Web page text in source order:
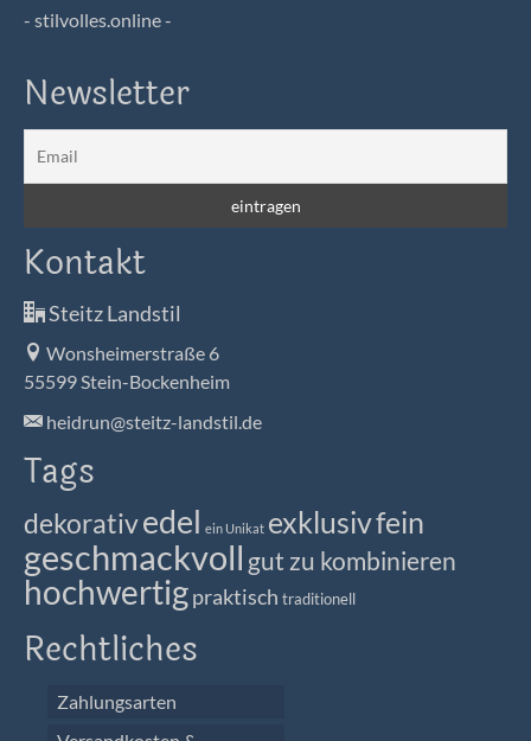
- stilvolles.online -
Newsletter
Kontakt
Steitz Landstil
Wonsheimerstraße 6
55599 Stein-Bockenheim
heidrun@steitz-landstil.de
Tags
dekorativedel ein Unikat exklusivfein
geschmackvoll gut zu kombinieren
hochwertigpraktisch traditionell
Rechtliches
Zahlungsarten